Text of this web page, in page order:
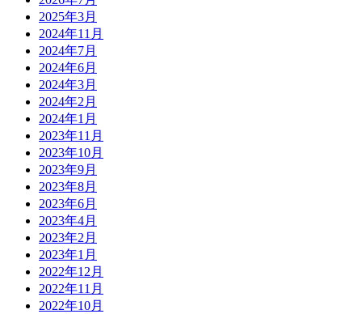
2025年3月
2024年11月
2024年7月
2024年6月
2024年3月
2024年2月
2024年1月
2023年11月
2023年10月
2023年9月
2023年8月
2023年6月
2023年4月
2023年2月
2023年1月
2022年12月
2022年11月
2022年10月